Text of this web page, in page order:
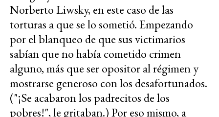
Norberto Liwsky, en este caso de las
torturas a que se lo sometió. Empezando
por el blanqueo de que sus victimarios
sabían que no había cometido crimen
alguno, más que ser opositor al régimen y
mostrarse generoso con los desafortunados.
("¡Se acabaron los padrecitos de los
pobres!", le gritaban.) Por eso mismo, a